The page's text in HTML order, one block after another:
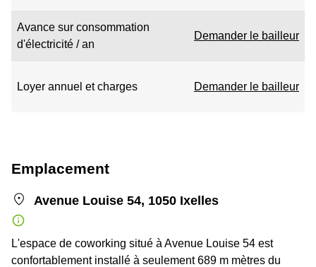
Avance sur consommation
d'électricité / an
Demander le bailleur
Loyer annuel et charges Demander le bailleur
Emplacement
Avenue Louise 54, 1050 Ixelles
L'espace de coworking situé à Avenue Louise 54 est
confortablement installé à seulement 689 m mètres du